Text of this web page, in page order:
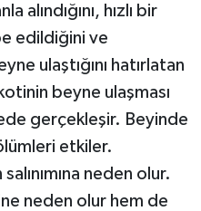
alındığını, hızlı bir
edildiğini ve
ulaştığını hatırlatan
beyne ulaşması
gerçekleşir. Beyinde
etkiler.
neden olur.
neden olur hem de